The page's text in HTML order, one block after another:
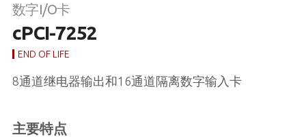
数字I/O卡
cPCI-7252
END OF LIFE
8通道继电器输出和16通道隔离数字输入卡
主要特点